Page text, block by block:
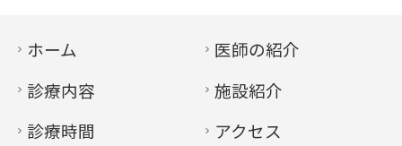
ホーム
医師の紹介
診療内容
施設紹介
診療時間
アクセス